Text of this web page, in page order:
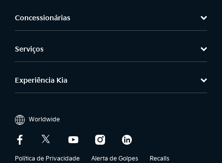
Concessionárias
Serviços
Experiência Kia
Worldwide
Política de Privacidade Alerta de Golpes
Recalls